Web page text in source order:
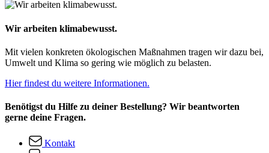
Wir arbeiten klimabewusst.
Mit vielen konkreten ökologischen Maßnahmen tragen wir dazu bei,
Umwelt und Klima so gering wie möglich zu belasten.
Hier findest du weitere Informationen.
Benötigst du Hilfe zu deiner Bestellung? Wir beantworten
gerne deine Fragen.
Kontakt